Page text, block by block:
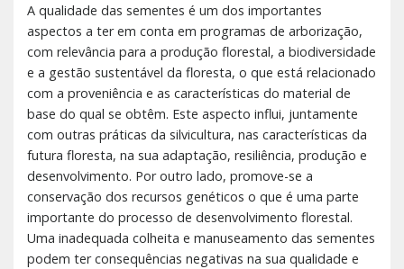
A qualidade das sementes é um dos importantes
aspectos a ter em conta em programas de arborização,
com relevância para a produção florestal, a biodiversidade
e a gestão sustentável da floresta, o que está relacionado
com a proveniência e as características do material de
base do qual se obtêm. Este aspecto influi, juntamente
com outras práticas da silvicultura, nas características da
futura floresta, na sua adaptação, resiliência, produção e
desenvolvimento. Por outro lado, promove-se a
conservação dos recursos genéticos o que é uma parte
importante do processo de desenvolvimento florestal.
Uma inadequada colheita e manuseamento das sementes
podem ter consequências negativas na sua qualidade e